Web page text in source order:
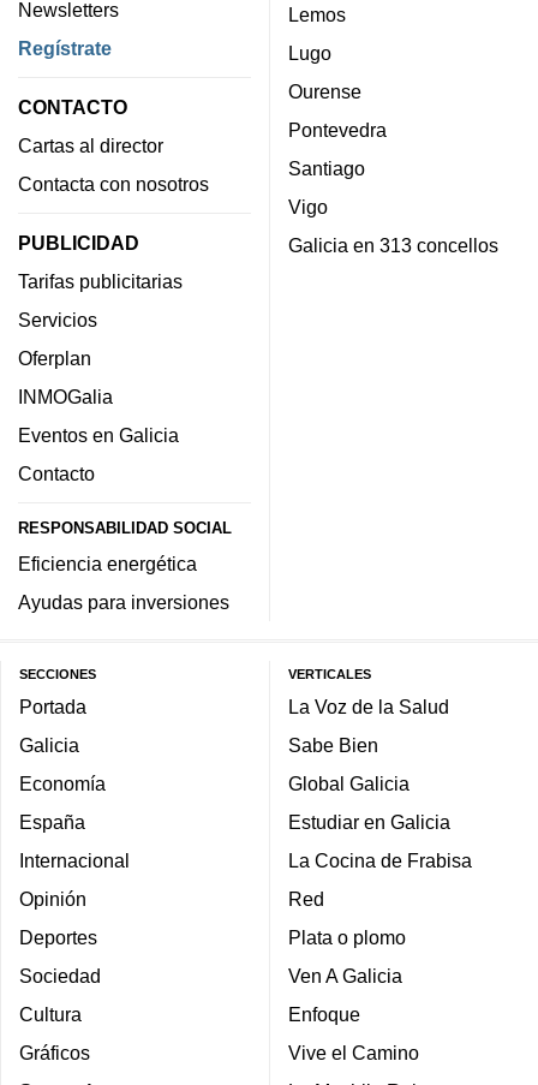
Newsletters
Regístrate
CONTACTO
Cartas al director
Contacta con nosotros
PUBLICIDAD
Tarifas publicitarias
Servicios
Oferplan
INMOGalia
Eventos en Galicia
Contacto
RESPONSABILIDAD SOCIAL
Eficiencia energética
Ayudas para inversiones
Lemos
Lugo
Ourense
Pontevedra
Santiago
Vigo
Galicia en 313 concellos
SECCIONES
Portada
Galicia
Economía
España
Internacional
Opinión
Deportes
Sociedad
Cultura
Gráficos
VERTICALES
La Voz de la Salud
Sabe Bien
Global Galicia
Estudiar en Galicia
La Cocina de Frabisa
Red
Plata o plomo
Ven A Galicia
Enfoque
Vive el Camino